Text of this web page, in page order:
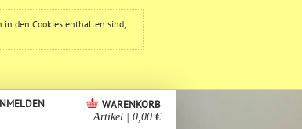
in den Cookies enthalten sind,
WARENKORB
Artikel 0,00 €